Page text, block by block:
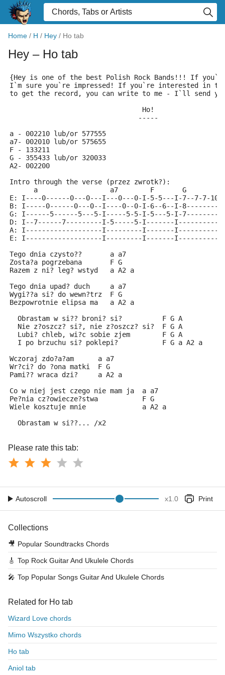
Home / H / Hey / Ho tab
Hey – Ho tab
{Hey is one of the best Polish Rock Bands!!! If
I`m sure you`re impressed! If you`re interested in
to get the record, you can write to me - I`ll send you
                                 Ho!
				-----
a - 002210 lub/or 577555
a7- 002010 lub/or 575655
F - 133211
G - 355433 lub/or 320033
A2- 002200
Intro through the verse (przez zwrotk?):
a                  a7        F       G
E: I----0------0---0---I---0---0-I-5-5---I-7--7-7-
B: I-----0------0---0--I----0--0-I-6--6--I-
G: I------5------5---5-I-----5-5-I-5---5-I-
D: I--7------7---------I-5-----5-I-------
A: I-------------------I---------I-------
E: I-------------------I---------I-------
Tego dnia czysto??       a a7
Zosta?a pogrzebana       F G
Razem z ni? leg? wstyd   a A2 a
Tego dnia upad? duch     a a7
Wygi??a si? do wewn?trz  F G
Bezpowrotnie elipsa ma   a A2 a
  Obrastam w si?? broni? si?          F G A
  Nie z?oszcz? si?, nie z?oszcz? si?  F G A
  Lubi? chleb, wi?c sobie zjem        F G A
  I po brzuchu si? poklepi?           F G a A2 a
Wczoraj zdo?a?am      a a7
Wr?ci? do ?ona matki  F G
Pami?? wraca dzi?     a A2 a
Co w niej jest czego nie mam ja  a a7
Pe?nia cz?owiecze?stwa           F G
Wiele kosztuje mnie              a A2 a
  Obrastam w si??... /x2
Please rate this tab:
Autoscroll x1.0 Print
Collections
🎥 Popular Soundtracks Chords
🎸 Top Rock Guitar And Ukulele Chords
🎤 Top Popular Songs Guitar And Ukulele Chords
Related for Ho tab
Wizard Love chords
Mimo Wszystko chords
Ho tab
Aniol tab